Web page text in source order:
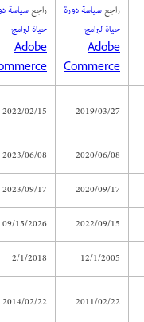
راجعسياسة دورة
حياة لبرامج
Adobe
Commerce
راجعسياسة
حياة لبرامج
Adobe
2019/03/27
2022/02/15
2020/06/08
2023/06/08
2020/09/17
2023/09/17
2022/09/15
09/15/2026
12/1/2005
2/1/2018
2011/02/22
2014/02/22